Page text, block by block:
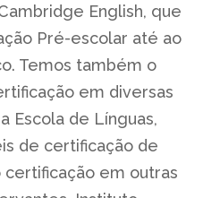
English, que
Pré-escolar até ao
Temos também o
em diversas
Escola de Línguas,
de certificação de
em outras